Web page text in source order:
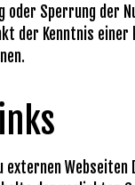
Sperrung der
der Kenntnis
externen